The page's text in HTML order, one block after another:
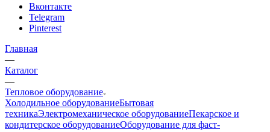
Вконтакте
Telegram
Pinterest
Главная
—
Каталог
—
Тепловое оборудование
Холодильное оборудованиеБытовая
техникаЭлектромеханическое оборудованиеПекарское и
кондитерское оборудованиеОборудование для фаст-